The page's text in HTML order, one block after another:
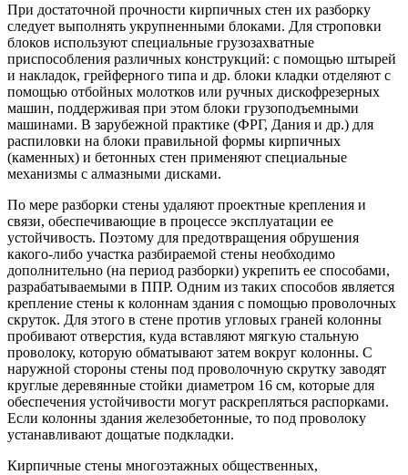
При достаточной прочности кирпичных стен их разборку
следует выполнять укрупненными блоками. Для строповки
блоков используют специальные грузозахватные
приспособления различных конструкций: с помощью штырей
и накладок, грейферного типа и др. блоки кладки отделяют с
помощью отбойных молотков или ручных дискофрезерных
машин, поддерживая при этом блоки грузоподъемными
машинами. В зарубежной практике (ФРГ, Дания и др.) для
распиловки на блоки правильной формы кирпичных
(каменных) и бетонных стен применяют специальные
механизмы с алмазными дисками.
По мере разборки стены удаляют проектные крепления и
связи, обеспечивающие в процессе эксплуатации ее
устойчивость. Поэтому для предотвращения обрушения
какого-либо участка разбираемой стены необходимо
дополнительно (на период разборки) укрепить ее способами,
разрабатываемыми в ППР. Одним из таких способов является
крепление стены к колоннам здания с помощью проволочных
скруток. Для этого в стене против угловых граней колонны
пробивают отверстия, куда вставляют мягкую стальную
проволоку, которую обматывают затем вокруг колонны. С
наружной стороны стены под проволочную скрутку заводят
круглые деревянные стойки диаметром 16 см, которые для
обеспечения устойчивости могут раскрепляться распорками.
Если колонны здания железобетонные, то под проволоку
устанавливают дощатые подкладки.
Кирпичные стены многоэтажных общественных,